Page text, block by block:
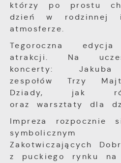
którzy po prostu
dzień w rodzinnej
atmosferze.
Tegoroczna
atrakcji. Na
koncerty: Jakuba
zespołów Trzy
Dziady, jak
oraz warsztaty dla
Impreza rozpocznie
symbolicznym
Zakotwiczających
z puckiego rynku na
partnerami oraz innych
Firmy te działają w
pośredników
mediów